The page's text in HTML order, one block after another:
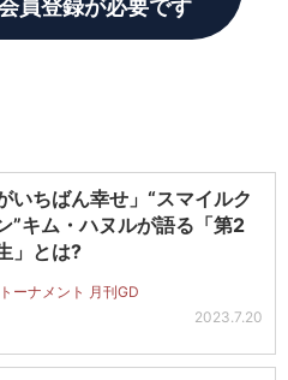
員登録が必要です
いちばん幸せ」“スマイルク
”キム・ハヌルが語る「第2
」とは?
ーナメント 月刊GD
2023.7.20